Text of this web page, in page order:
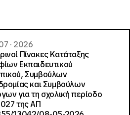
· 2026
Πίνακες Κατάταξης
Εκπαιδευτικού
Συμβούλων
και Συμβούλων
για τη σχολική περίοδο
της ΑΠ